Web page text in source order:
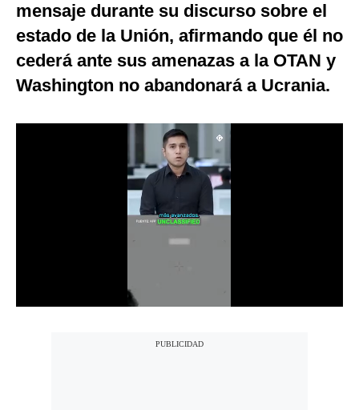
España
Internacional
mensaje durante su discurso sobre el
estado de la Unión, afirmando que él no
cederá ante sus amenazas a la OTAN y
Washington no abandonará a Ucrania.